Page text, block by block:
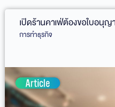
เปิดร้านคาเฟ่ต้องขอใบอนุญ
การทำธุรกิจ